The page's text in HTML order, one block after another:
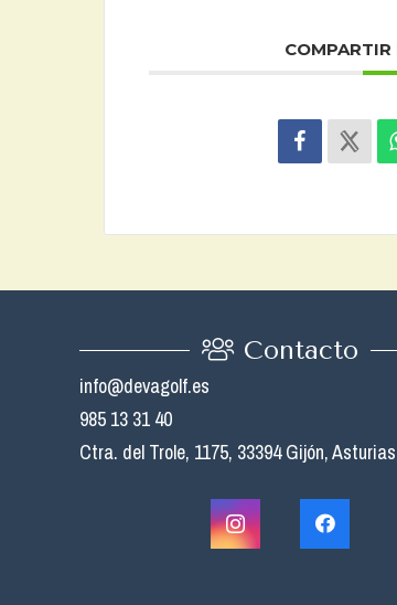
COMPARTIR
Contacto
info@devagolf.es
985 13 31 40
Ctra. del Trole, 1175, 33394 Gijón,